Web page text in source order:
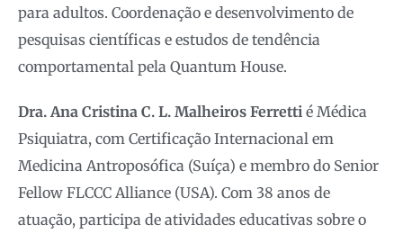
para adultos. Coordenação e desenvolvimento de
pesquisas científicas e estudos de tendência
comportamental pela Quantum House.
Dra. Ana Cristina C. L. Malheiros Ferretti é Médica
Psiquiatra, com Certificação Internacional em
Medicina Antroposófica (Suíça) e membro do Senior
Fellow FLCCC Alliance (USA). Com 38 anos de
atuação, participa de atividades educativas sobre o